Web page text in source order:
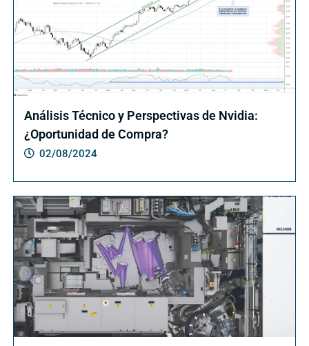
Análisis Técnico y Perspectivas de Nvidia:
¿Oportunidad de Compra?
02/08/2024